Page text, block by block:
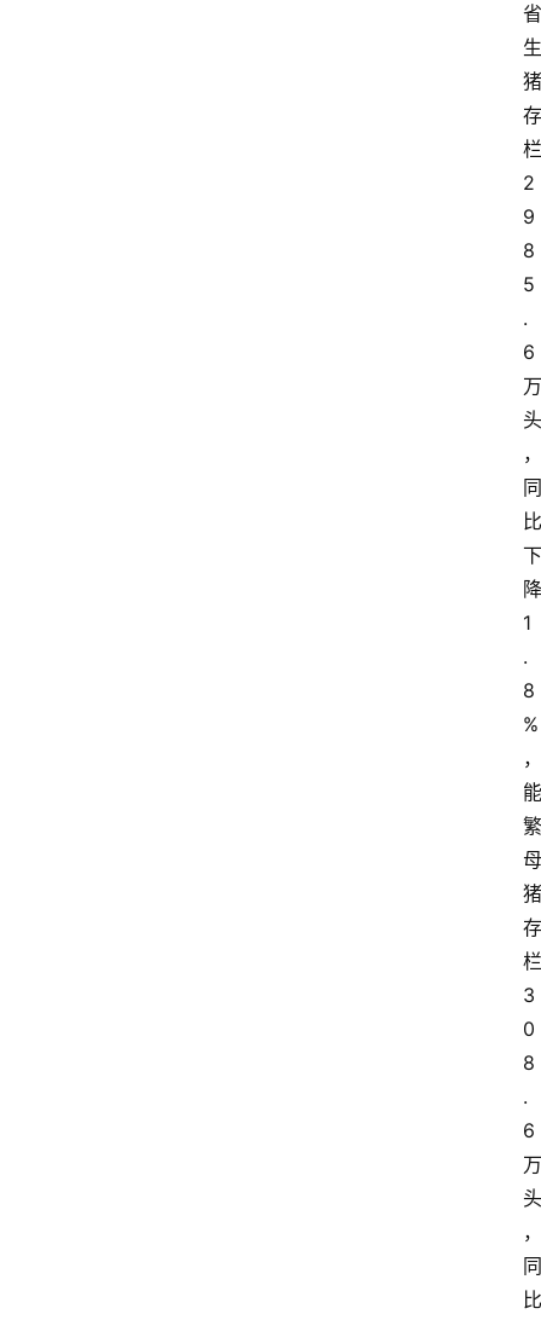
省
生
猪
存
栏
2
9
8
5
.
6
万
头
，
同
比
下
降
1
.
8
%
，
能
繁
母
猪
存
栏
3
0
8
.
6
万
头
，
同
比